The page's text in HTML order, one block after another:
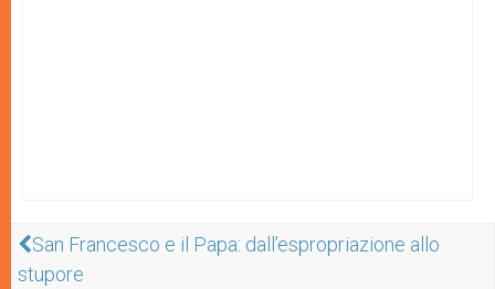
San Francesco e il Papa: dall’espropriazione allo
stupore